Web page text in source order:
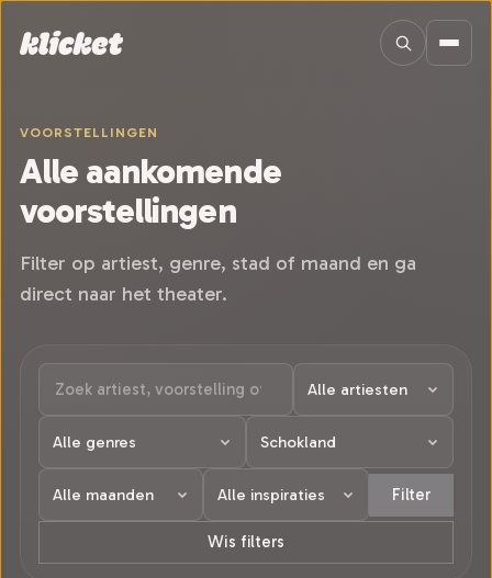
VOORSTELLINGEN
Alle aankomende
voorstellingen
Filter op artiest, genre, stad of maand en ga
direct naar het theater.
Filter
Wis filters